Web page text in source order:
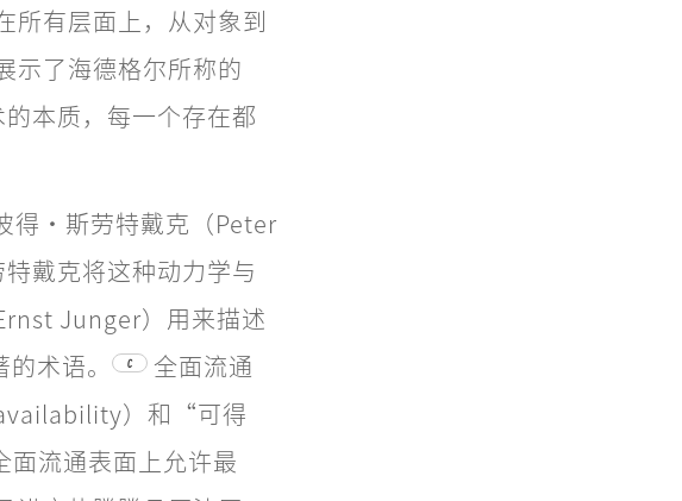
所有层面上，从对象到
示了海德格尔所称的
本质，每一个存在都
得·斯劳特戴克（Peter
戴克将这种动力学与
Junger）用来描述
的术语。
C
全面流通
）和“可得
流通表面上允许最